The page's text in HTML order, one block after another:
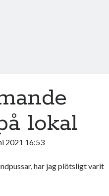
lokal
2021 16:53
har jag plötsligt varit